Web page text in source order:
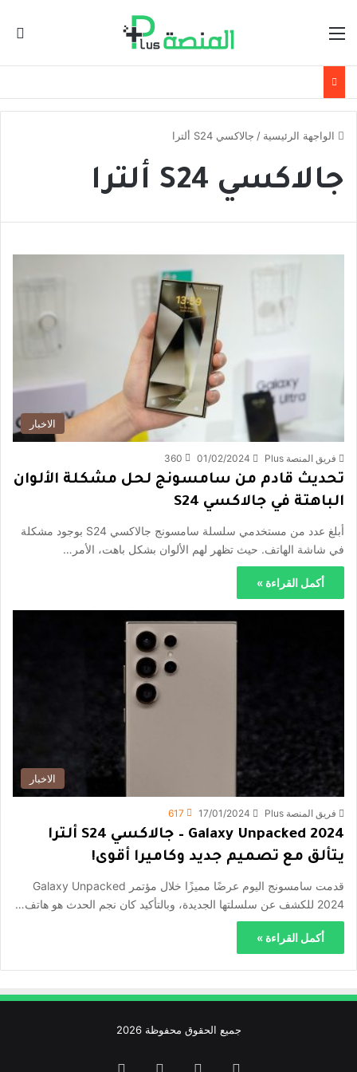
الواجهة الرئيسية / جالاكسي S24 ألترا
جالاكسي S24 ألترا
الاخبار
فريق المنصة Plus 01/02/2024
360
تحديث قادم من سامسونج لحل مشكلة الألوان
الباهتة في جالاكسي S24
أبلغ عدد من مستخدمي سلسلة سامسونج جالاكسي S24 بوجود مشكلة
في شاشة الهاتف. حيث تظهر لهم الألوان بشكل باهت، الأمر…
أكمل القراءة »
الاخبار
فريق المنصة Plus 17/01/2024
617
Galaxy Unpacked 2024 – جالاكسي S24 ألترا
يتألق مع تصميم جديد وكاميرا أقوى!
قدمت سامسونج اليوم عرضًا مميزًا خلال مؤتمر Galaxy Unpacked
2024 للكشف عن سلسلتها الجديدة، وبالتأكيد كان نجم الحدث هو هاتف…
أكمل القراءة »
جميع الحقوق محفوظة 2026